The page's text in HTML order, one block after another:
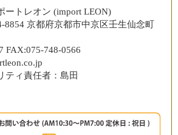
ートレオン (import LEON)
8854 京都府京都市中京区壬生仙念町
FAX:075-748-0566
ティ責任者：島田